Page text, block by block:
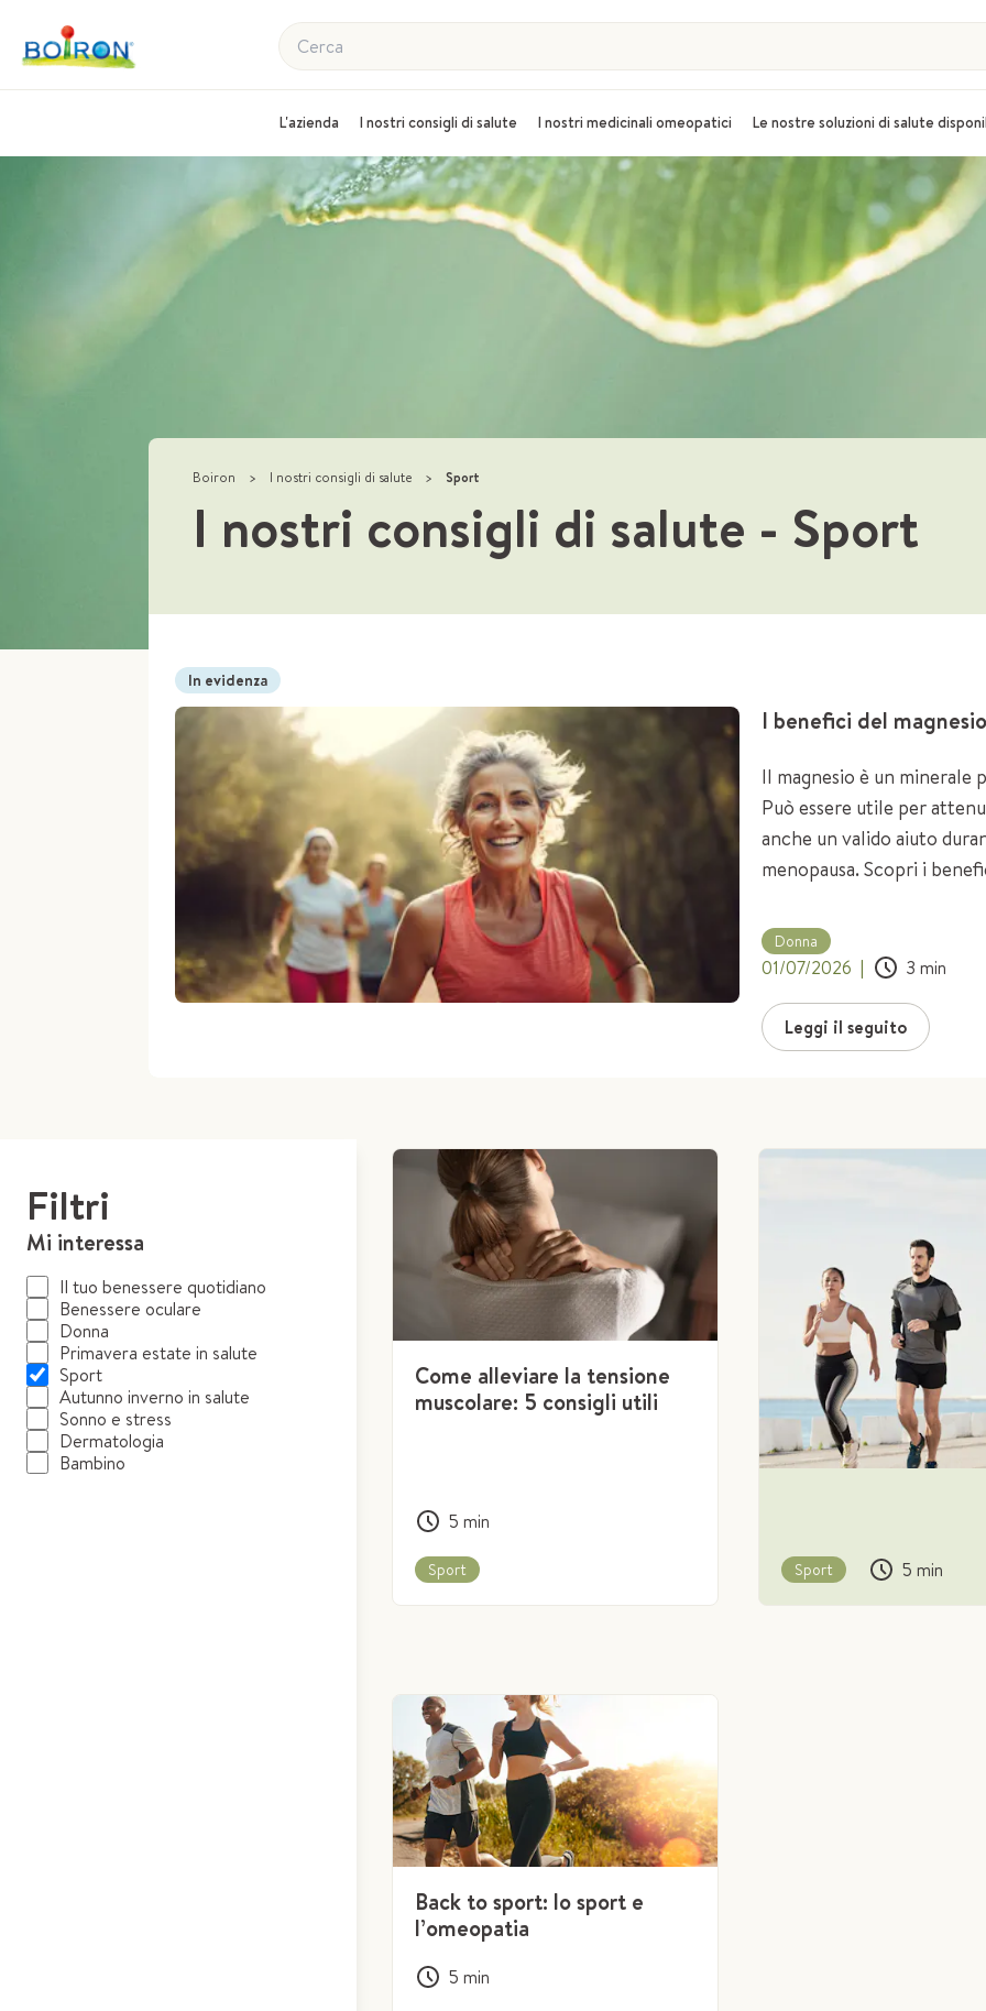
Cerca
L'azienda I nostri consigli di salute I nostri medicinali omeopatici Le nostre soluzioni di salute
Boiron > I nostri consigli di salute > Sport
I nostri consigli di salute - Sport
In evidenza
I benefici del
Il magnesio è un minerale
Può essere utile per
anche un valido aiuto
menopausa. Scopri i
Donna
01/07/2026 | 3 min
Leggi il seguito
Filtri
Mi interessa
Il tuo benessere quotidiano
Benessere oculare
Donna
Primavera estate in salute
Sport
Autunno inverno in salute
Sonno e stress
Dermatologia
Bambino
Come alleviare la tensione
muscolare: 5 consigli utili
5 min
Sport Sport 5 min
Back to sport: lo sport e
l’omeopatia
5 min